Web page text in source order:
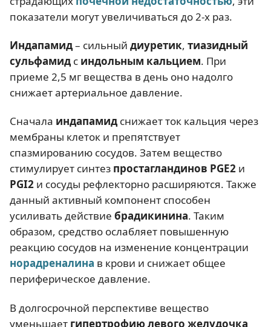
показатели могут увеличиваться до 2-х раз.
Индапамид– сильный диуретик, тиазидный
сульфамид с индольным кальцием. При
приеме 2,5 мг вещества в день оно надолго
снижает артериальное давление.
Сначала индапамид снижает ток кальция через
мембраны клеток и препятствует
спазмированию сосудов. Затем вещество
стимулирует синтез простагландинов PGE2 и
PGI2 и сосуды рефлекторно расширяются. Также
данный активный компонент способен
усиливать действие брадикинина. Таким
образом, средство ослабляет повышенную
реакцию сосудов на изменение концентрации
норадреналина в крови и снижает общее
периферическое давление.
В долгосрочной перспективе вещество
уменьшает гипертрофию левого желудочка